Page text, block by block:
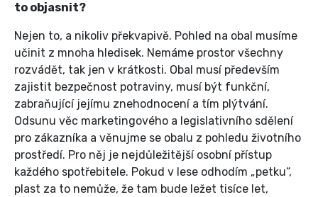
to objasnit?
Nejen to, a nikoliv překvapivě. Pohled na obal musíme
učinit z mnoha hledisek. Nemáme prostor všechny
rozvádět, tak jen v krátkosti. Obal musí především
zajistit bezpečnost potraviny, musí být funkční,
zabraňující jejímu znehodnocení a tím plýtvání.
Odsunu věc marketingového a legislativního sdělení
pro zákazníka a věnujme se obalu z pohledu životního
prostředí. Pro něj je nejdůležitější osobní přístup
každého spotřebitele. Pokud v lese odhodím „petku“,
plast za to nemůže, že tam bude ležet tisíce let,